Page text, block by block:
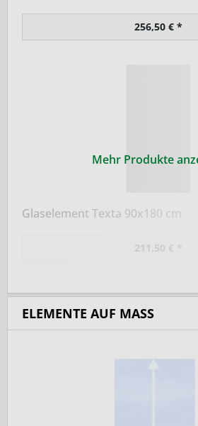
256,50 € *
Glaselement Texta 90x180 cm
211,50 € *
Mehr Produkte
ELEMENTE AUF MASS